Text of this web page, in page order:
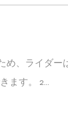
め、ライダー
ます。 2...